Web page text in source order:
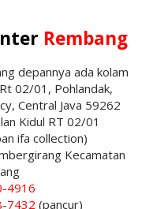
Rembang
depannya ada kolam
02/01, Pohlandak,
Central Java 59262
Kidul RT 02/01
ifa collection)
Kecamatan
4916
7432 (pancur)